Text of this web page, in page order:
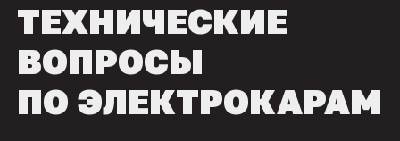
ТЕХНИЧЕСКИЕ
ВОПРОСЫ
ПО ЭЛЕКТРОКАРАМ